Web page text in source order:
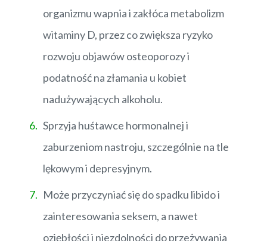
organizmu wapnia i zakłóca metabolizm
witaminy D, przez co zwiększa ryzyko
rozwoju objawów osteoporozy i
podatność na złamania u kobiet
nadużywających alkoholu.
Sprzyja huśtawce hormonalnej i
zaburzeniom nastroju, szczególnie na tle
lękowym i depresyjnym.
Może przyczyniać się do spadku libido i
zainteresowania seksem, a nawet
oziębłości i niezdolności do przeżywania